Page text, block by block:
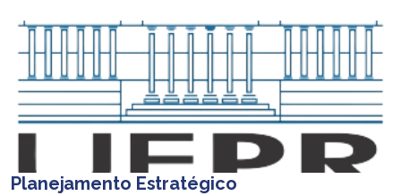
Planejamento Estratégico